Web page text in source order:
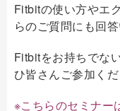
Fitbitの使い方やエ
らのご質問にも回答
Fitbitをお持ちでな
ひ皆さんご参加くだ
※こちらのセミナー